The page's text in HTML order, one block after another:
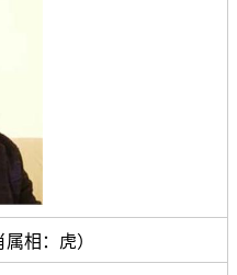
相：虎）